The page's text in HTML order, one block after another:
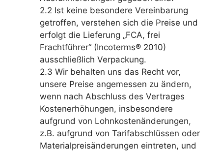
2.2 Ist keine besondere Vereinbarung
getroffen, verstehen sich die Preise und
erfolgt die Lieferung „FCA, frei
Frachtführer“ (Incoterms® 2010)
ausschließlich Verpackung.
2.3 Wir behalten uns das Recht vor,
unsere Preise angemessen zu ändern,
wenn nach Abschluss des Vertrages
Kostenerhöhungen, insbesondere
aufgrund von Lohnkostenänderungen,
z.B. aufgrund von Tarifabschlüssen oder
Materialpreisänderungen eintreten, und